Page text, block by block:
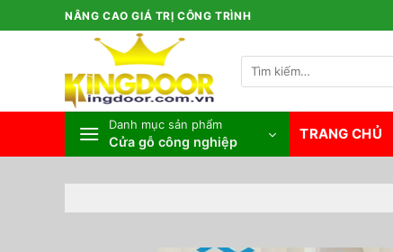
qua
NÂNG CAO GIÁ TRỊ CÔNG TRÌNH
Tìm
kiếm:
Danh mục sản phẩm
Cửa gỗ công nghiệp TRANG CHỦ